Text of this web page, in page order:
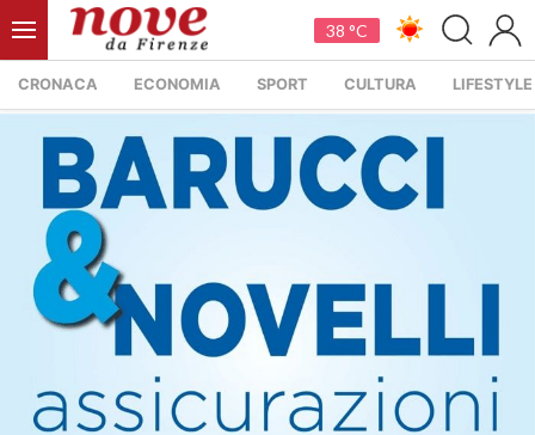
38 °C
CRONACA ECONOMIA SPORT CULTURA LIFESTYLE